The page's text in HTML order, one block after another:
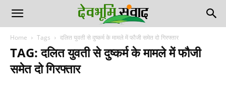
Home Tags दलित युवती से दुष्कर्म के मामले में फौजी समेत दो गिरफ्तार
TAG: दलित युवती से दुष्कर्म के मामले में फौजी
समेत दो गिरफ्तार